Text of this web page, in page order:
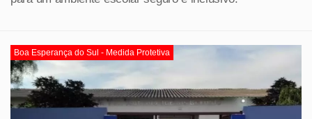
Boa Esperança do Sul - Medida Protetiva